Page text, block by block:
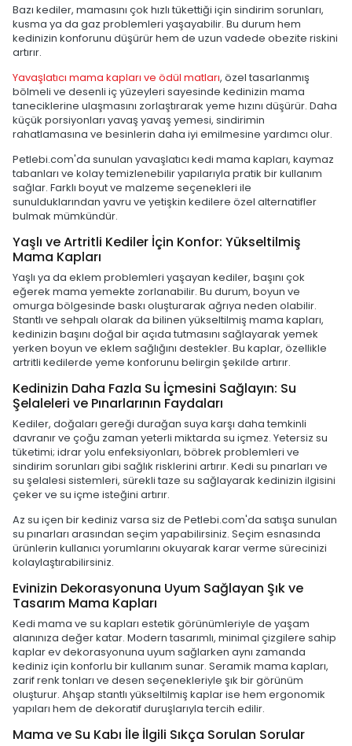
Bazı kediler, mamasını çok hızlı tükettiği için sindirim sorunları,
kusma ya da gaz problemleri yaşayabilir. Bu durum hem
kedinizin konforunu düşürür hem de uzun vadede obezite riskini
artırır.
Yavaşlatıcı mama kapları ve ödül matları, özel tasarlanmış
bölmeli ve desenli iç yüzeyleri sayesinde kedinizin mama
taneciklerine ulaşmasını zorlaştırarak yeme hızını düşürür. Daha
küçük porsiyonları yavaş yavaş yemesi, sindirimin
rahatlamasına ve besinlerin daha iyi emilmesine yardımcı olur.
Petlebi.com'da sunulan yavaşlatıcı kedi mama kapları, kaymaz
tabanları ve kolay temizlenebilir yapılarıyla pratik bir kullanım
sağlar. Farklı boyut ve malzeme seçenekleri ile
sunulduklarından yavru ve yetişkin kedilere özel alternatifler
bulmak mümkündür.
Yaşlı ve Artritli Kediler İçin Konfor: Yükseltilmiş
Mama Kapları
Yaşlı ya da eklem problemleri yaşayan kediler, başını çok
eğerek mama yemekte zorlanabilir. Bu durum, boyun ve
omurga bölgesinde baskı oluşturarak ağrıya neden olabilir.
Stantlı ve sehpalı olarak da bilinen yükseltilmiş mama kapları,
kedinizin başını doğal bir açıda tutmasını sağlayarak yemek
yerken boyun ve eklem sağlığını destekler. Bu kaplar, özellikle
artritli kedilerde yeme konforunu belirgin şekilde artırır.
Kedinizin Daha Fazla Su İçmesini Sağlayın: Su
Şelaleleri ve Pınarlarının Faydaları
Kediler, doğaları gereği durağan suya karşı daha temkinli
davranır ve çoğu zaman yeterli miktarda su içmez. Yetersiz su
tüketimi; idrar yolu enfeksiyonları, böbrek problemleri ve
sindirim sorunları gibi sağlık risklerini artırır. Kedi su pınarları ve
su şelalesi sistemleri, sürekli taze su sağlayarak kedinizin ilgisini
çeker ve su içme isteğini artırır.
Az su içen bir kediniz varsa siz de Petlebi.com'da satışa sunulan
su pınarları arasından seçim yapabilirsiniz. Seçim esnasında
ürünlerin kullanıcı yorumlarını okuyarak karar verme sürecinizi
kolaylaştırabilirsiniz.
Evinizin Dekorasyonuna Uyum Sağlayan Şık ve
Tasarım Mama Kapları
Kedi mama ve su kapları estetik görünümleriyle de yaşam
alanınıza değer katar. Modern tasarımlı, minimal çizgilere sahip
kaplar ev dekorasyonuna uyum sağlarken aynı zamanda
kediniz için konforlu bir kullanım sunar. Seramik mama kapları,
zarif renk tonları ve desen seçenekleriyle şık bir görünüm
oluşturur. Ahşap stantlı yükseltilmiş kaplar ise hem ergonomik
yapıları hem de dekoratif duruşlarıyla tercih edilir.
Mama ve Su Kabı İle İlgili Sıkça Sorulan Sorular